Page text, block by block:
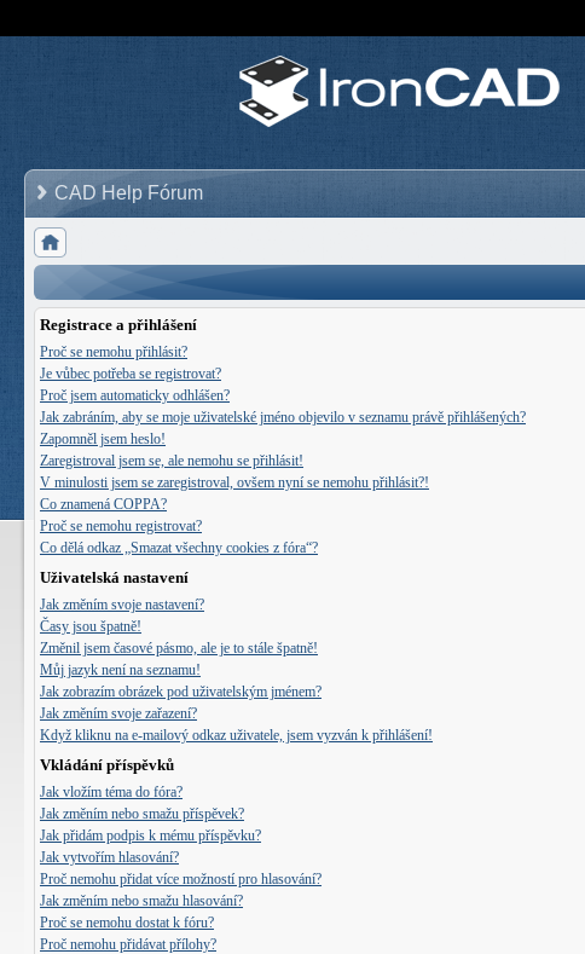
CAD Help Fórum
Registrace a přihlášení
Proč se nemohu přihlásit?
Je vůbec potřeba se registrovat?
Proč jsem automaticky odhlášen?
Jak zabráním, aby se moje uživatelské jméno objevilo v seznamu právě přihlášených?
Zapomněl jsem heslo!
Zaregistroval jsem se, ale nemohu se přihlásit!
V minulosti jsem se zaregistroval, ovšem nyní se nemohu přihlásit?!
Co znamená COPPA?
Proč se nemohu registrovat?
Co dělá odkaz „Smazat všechny cookies z fóra“?
Uživatelská nastavení
Jak změním svoje nastavení?
Časy jsou špatně!
Změnil jsem časové pásmo, ale je to stále špatně!
Můj jazyk není na seznamu!
Jak zobrazím obrázek pod uživatelským jménem?
Jak změním svoje zařazení?
Když kliknu na e-mailový odkaz uživatele, jsem vyzván k přihlášení!
Vkládání příspěvků
Jak vložím téma do fóra?
Jak změním nebo smažu příspěvek?
Jak přidám podpis k mému příspěvku?
Jak vytvořím hlasování?
Proč nemohu přidat více možností pro hlasování?
Jak změním nebo smažu hlasování?
Proč se nemohu dostat k fóru?
Proč nemohu přidávat přílohy?